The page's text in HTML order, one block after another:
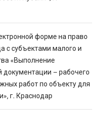
форме на право
с субъектами малого и
«Выполнение
документации – рабочего
работ по объекту для
г. Краснодар